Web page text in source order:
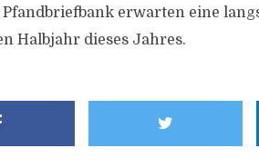
erwarten eine
Halbjahr dieses Jahres.